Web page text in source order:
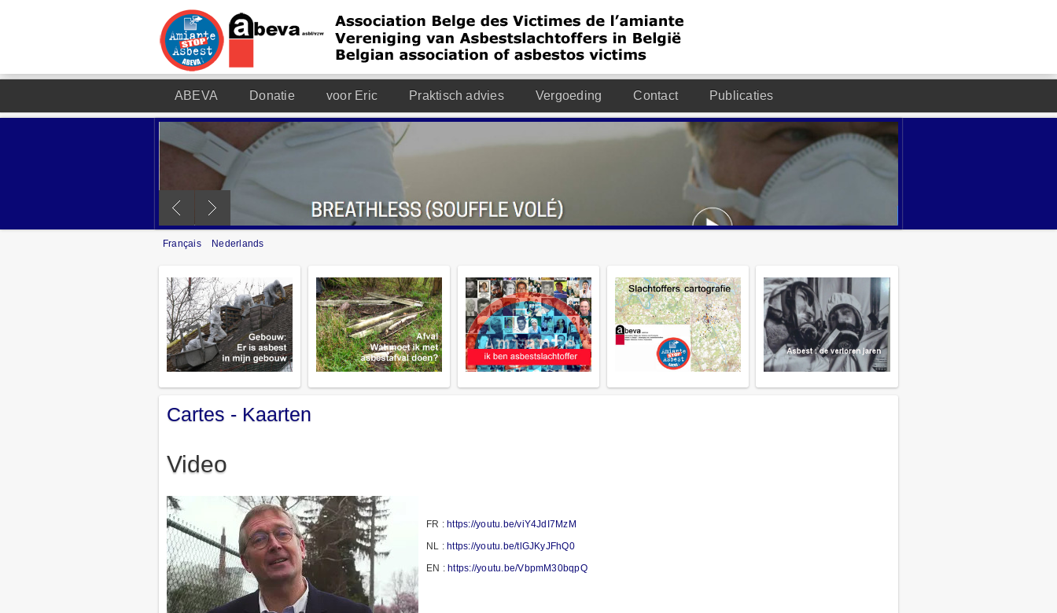
ABEVA Donatie voor Eric Praktisch advies Vergoeding Contact Publicaties
Français Nederlands
Cartes - Kaarten
Video
FR :https://youtu.be/viY4JdI7MzM
NL :https://youtu.be/tlGJKyJFhQ0
EN :https://youtu.be/VbpmM30bqpQ